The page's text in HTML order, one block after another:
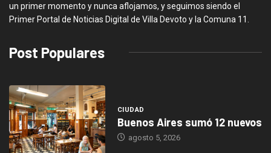
un primer momento y nunca aflojamos, y seguimos siendo el
Primer Portal de Noticias Digital de Villa Devoto y la Comuna 11.
Post Populares
CIUDAD
Buenos Aires sumó 12 nuevos
agosto 5, 2026